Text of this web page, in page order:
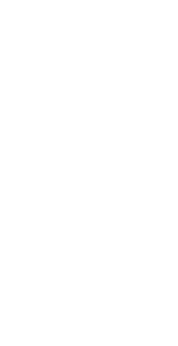
Estas
en el SAS, se
funcional de la
General de
ha dado
sistema que
del corte 2021
valoración de
de méritos de
cumplimiento
Registro